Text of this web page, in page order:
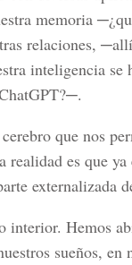
memoria
relaciones,
inteligencia se
que nos
es que
externalizada
interior. Hemos
sueños, en